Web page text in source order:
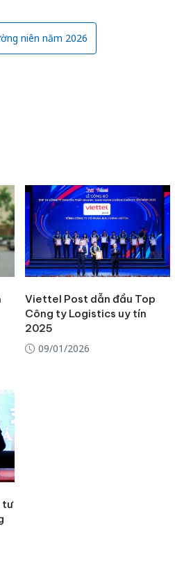
niên năm 2026
Viettel Post dẫn đầu Top
Công ty Logistics uy tín
2025
09/01/2026
tư